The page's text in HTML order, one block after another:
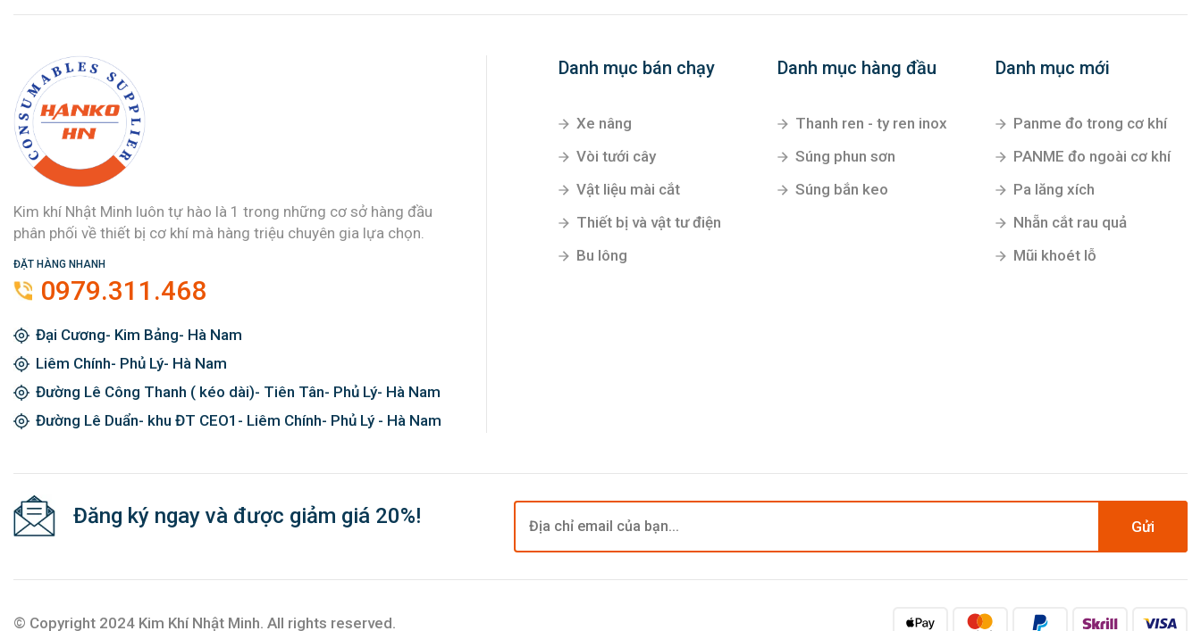
Kim khí Nhật Minh luôn tự hào là 1 trong những cơ sở hàng đầu
phân phối về thiết bị cơ khí mà hàng triệu chuyên gia lựa chọn.
ĐẶT HÀNG NHANH
0979.311.468
Đại Cương- Kim Bảng- Hà Nam
Liêm Chính- Phủ Lý- Hà Nam
Đường Lê Công Thanh ( kéo dài)- Tiên Tân- Phủ Lý- Hà Nam
Đường Lê Duẩn- khu ĐT CEO1- Liêm Chính- Phủ Lý - Hà Nam
Danh mục bán chạy
Xe nâng
Vòi tưới cây
Vật liệu mài cắt
Thiết bị và vật tư điện
Bu lông
Danh mục hàng đầu
Thanh ren - ty ren inox
Súng phun sơn
Súng bắn keo
Danh mục mới
Panme đo trong cơ khí
PANME đo ngoài cơ khí
Pa lăng xích
Nhẵn cắt rau quả
Mũi khoét lỗ
Đăng ký ngay và được giảm giá 20%! Gửi
© Copyright 2024 Kim Khí Nhật Minh. All rights reserved.